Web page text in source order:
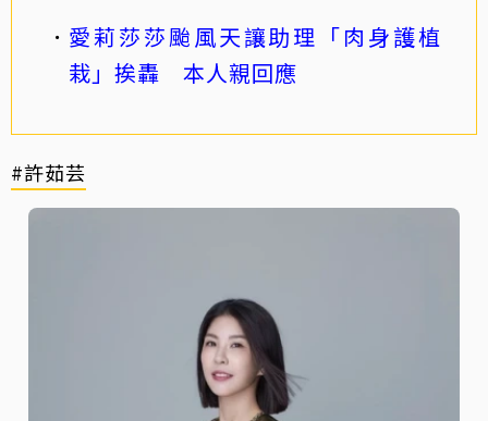
愛莉莎莎颱風天讓助理「肉身護植
栽」挨轟 本人親回應
#許茹芸